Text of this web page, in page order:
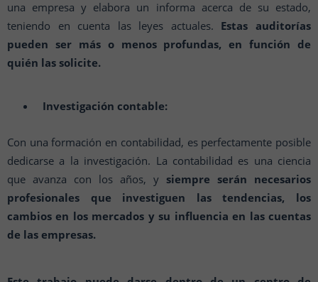
una empresa y elabora un informa acerca de su estado,
teniendo en cuenta las leyes actuales. Estas auditorías
pueden ser más o menos profundas, en función de
quién las solicite.
Investigación contable:
Con una formación en contabilidad, es perfectamente posible
dedicarse a la investigación. La contabilidad es una ciencia
que avanza con los años, y siempre serán necesarios
profesionales que investiguen las tendencias, los
cambios en los mercados y su influencia en las cuentas
de las empresas.